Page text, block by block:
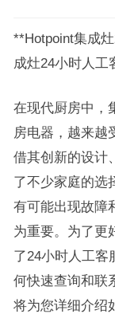
**Hotpoint集成
成灶24小时人工
在现代厨房中，
房电器，越来越
借其创新的设计
了不少家庭的选
有可能出现故障
为重要。为了更
了24小时人工客
何快速查询和联
将为您详细介绍